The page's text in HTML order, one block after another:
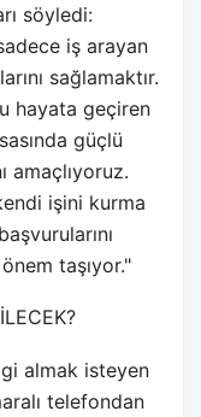
söyledi:
iş arayan
sağlamaktır.
hayata geçiren
güçlü
amaçlıyoruz.
işini kurma
taşıyor."
almak isteyen
telefondan